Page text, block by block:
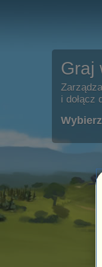
Graj
i dołącz